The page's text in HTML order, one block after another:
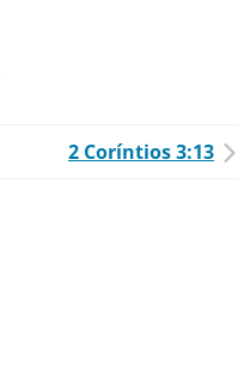
2 Coríntios 3:13